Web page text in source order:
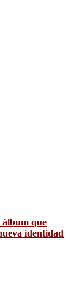
álbum que
identidad